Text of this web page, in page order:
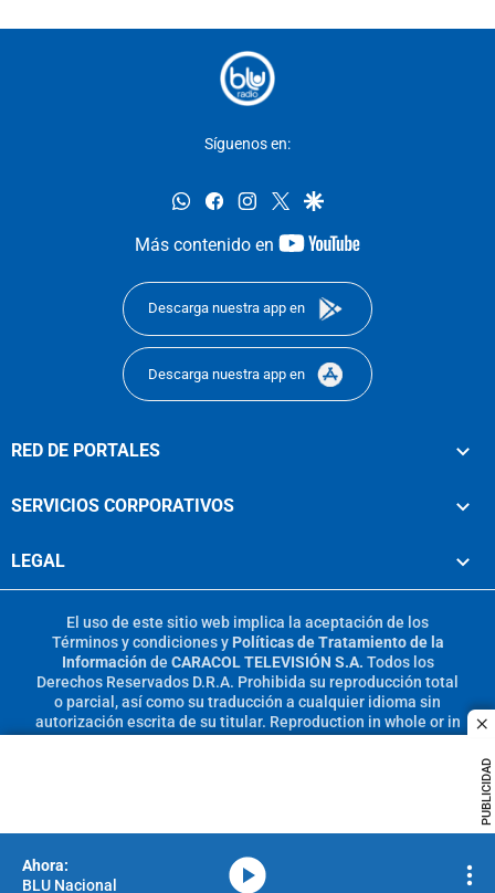
PUBLICIDAD
Síguenos en:
whatsappfacebookinstagram
twittergoogle
Más contenido en
youtube-
Descarga nuestra app en
Descarga nuestra app en
RED DE PORTALES
SERVICIOS CORPORATIVOS
LEGAL
El uso de este sitio web implica la aceptación de los
Términos y condicionesy Políticas de Tratamiento de la
Información de CARACOL TELEVISIÓN S.A. Todos los
Derechos Reservados D.R.A. Prohibida su reproducción total
o parcial, así como su traducción a cualquier idioma sin
autorización escrita de su titular. Reproduction in whole or in
BLU Nacional